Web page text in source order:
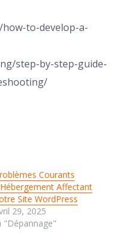
to-develop-a-
step-by-step-guide-
Courants
Affectant
Site WordPress
29, 2025
"Dépannage"